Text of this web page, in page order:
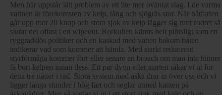
Men här uppstår lätt problem av ett lite mer oväntat slag. I de varma
vattnen är förekomsten av kelp, tång och sjögräs stor. När båtfarten
går upp mot 20 knop och stora sjok av kelp lägger sig runt rodret så
slutar det oftast i en wipeout. Rorkulten känns helt plötsligt som en
ryggradslös politiker och en kaskad med vatten bakom båten
indikerar vad som kommer att hända. Med starkt reducerad
styrförmåga kommer förr eller senare en broach om man inte hinner
få bort kelpen innan dess. Ett par dygn efter starten råkar vi ut för
detta tre nätter i rad. Stora system med åska drar in över oss och vi
ligger långa stunder i hög fart och seglar utmed kanten på